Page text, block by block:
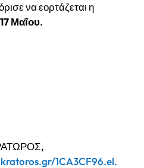
να εορτάζεται η
17 Μαΐου.
1CA3CF96.el.